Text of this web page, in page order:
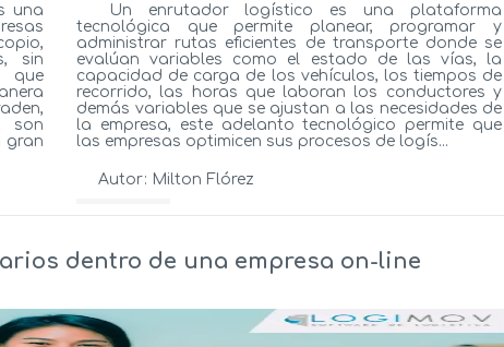
una
sin
que
son
gran
Un enrutador logístico es una plataforma
tecnológica que permite planear, programar y
administrar rutas eficientes de transporte donde se
evalúan variables como el estado de las vías, la
capacidad de carga de los vehículos, los tiempos de
recorrido, las horas que laboran los conductores y
demás variables que se ajustan a las necesidades de
la empresa, este adelanto tecnológico permite que
las empresas optimicen sus procesos de logís...
Autor: Milton Flórez
dentro de una empresa on-line